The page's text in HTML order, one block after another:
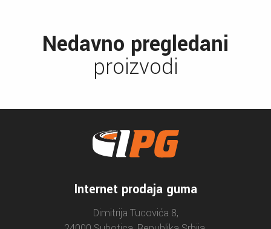
Nedavno pregledani
proizvodi
Internet prodaja guma
Dimitrija Tucovića 8,